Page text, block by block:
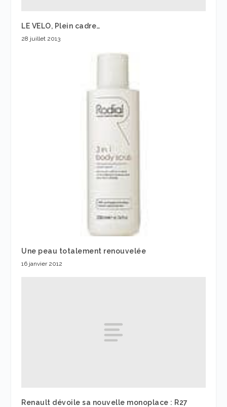
LE VELO, Plein cadre…
28 juillet 2013
Une peau totalement renouvelée
16 janvier 2012
Renault dévoile sa nouvelle monoplace : R27